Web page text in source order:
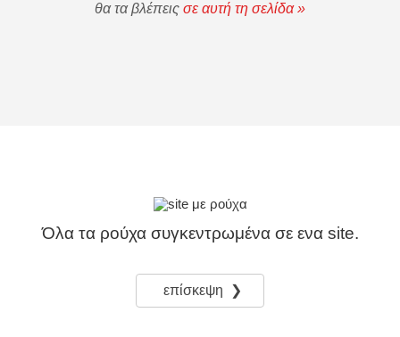
θα τα βλέπεις σε αυτή τη σελίδα »
Όλα τα ρούχα συγκεντρωμένα σε ενα site.
επίσκεψη ❯